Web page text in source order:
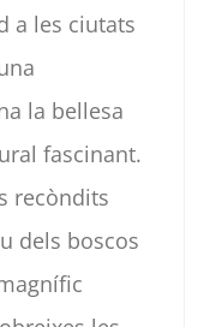
a les ciutats
la bellesa
fascinant.
recòndits
dels boscos